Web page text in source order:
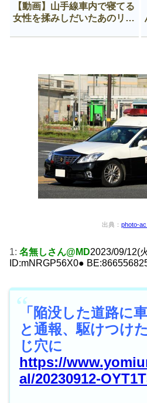
【動画】山手線車内で寝てる
女性を揉みしだいたあのリー
出典： photo-
1: 名無しさん@MD2023/09/12(
ID:mNRGP56X0●
「陥没した道路に
と通報、駆けつけ
じ穴に
https://
al/20230912-